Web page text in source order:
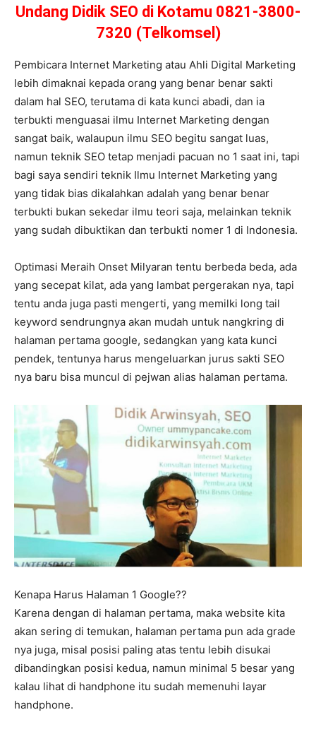
Undang Didik SEO di Kotamu 0821-3800-
7320 (Telkomsel)
Pembicara Internet Marketing atau Ahli Digital Marketing
lebih dimaknai kepada orang yang benar benar sakti
dalam hal SEO, terutama di kata kunci abadi, dan ia
terbukti menguasai ilmu Internet Marketing dengan
sangat baik, walaupun ilmu SEO begitu sangat luas,
namun teknik SEO tetap menjadi pacuan no 1 saat ini, tapi
bagi saya sendiri teknik Ilmu Internet Marketing yang
yang tidak bias dikalahkan adalah yang benar benar
terbukti bukan sekedar ilmu teori saja, melainkan teknik
yang sudah dibuktikan dan terbukti nomer 1 di Indonesia.
Optimasi Meraih Onset Milyaran tentu berbeda beda, ada
yang secepat kilat, ada yang lambat pergerakan nya, tapi
tentu anda juga pasti mengerti, yang memilki long tail
keyword sendrungnya akan mudah untuk nangkring di
halaman pertama google, sedangkan yang kata kunci
pendek, tentunya harus mengeluarkan jurus sakti SEO
nya baru bisa muncul di pejwan alias halaman pertama.
Kenapa Harus Halaman 1 Google??
Karena dengan di halaman pertama, maka website kita
akan sering di temukan, halaman pertama pun ada grade
nya juga, misal posisi paling atas tentu lebih disukai
dibandingkan posisi kedua, namun minimal 5 besar yang
kalau lihat di handphone itu sudah memenuhi layar
handphone.